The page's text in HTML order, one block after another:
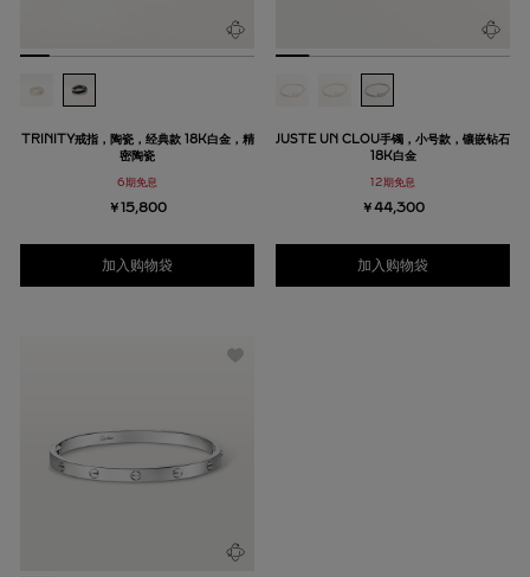
TRINITY戒指，陶瓷，经典款 18K白金，精
密陶瓷
6期免息
￥15,800
加入购物袋
JUSTE UN CLOU手镯，小号款，镶嵌钻石
18K白金
12期免息
￥44,300
加入购物袋